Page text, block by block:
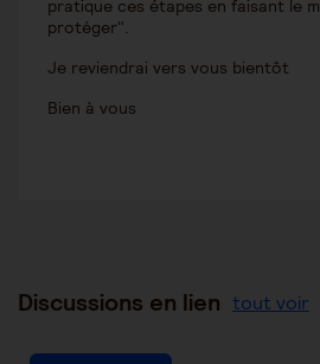
pratique ces étapes en faisant le
protéger".
Je reviendrai vers vous bientôt
Bien à vous
Discussions en lien tout voir